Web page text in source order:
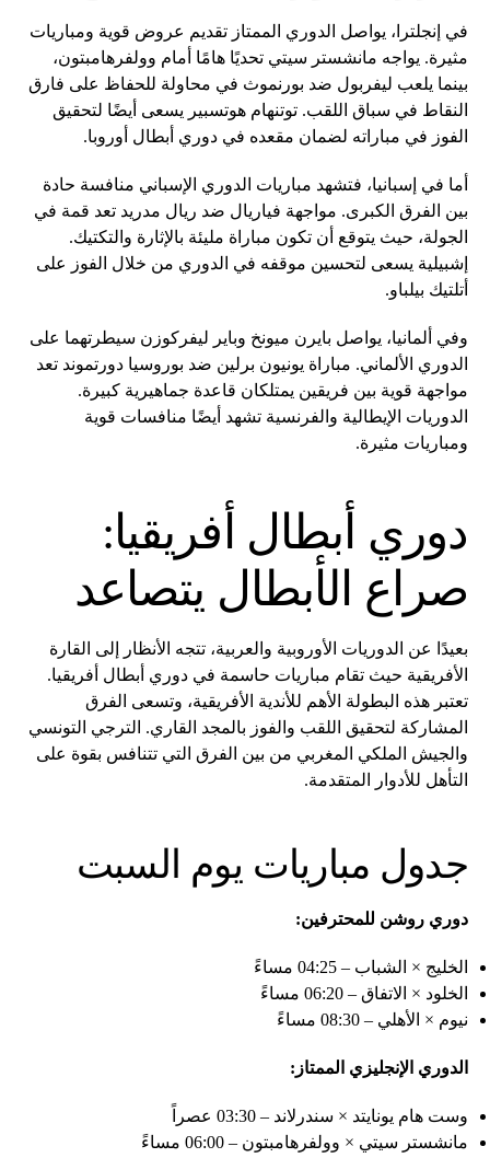
في إنجلترا، يواصل الدوري الممتاز تقديم عروض قوية ومباريات
مثيرة. يواجه مانشستر سيتي تحديًا هامًا أمام وولفرهامبتون،
بينما يلعب ليفربول ضد بورنموث في محاولة للحفاظ على فارق
النقاط في سباق اللقب. توتنهام هوتسبير يسعى أيضًا لتحقيق
الفوز في مباراته لضمان مقعده في دوري أبطال أوروبا.
أما في إسبانيا، فتشهد مباريات الدوري الإسباني منافسة حادة
بين الفرق الكبرى. مواجهة فياريال ضد ريال مدريد تعد قمة في
الجولة، حيث يتوقع أن تكون مباراة مليئة بالإثارة والتكتيك.
إشبيلية يسعى لتحسين موقفه في الدوري من خلال الفوز على
أتلتيك بيلباو.
وفي ألمانيا، يواصل بايرن ميونخ وباير ليفركوزن سيطرتهما على
الدوري الألماني. مباراة يونيون برلين ضد بوروسيا دورتموند تعد
مواجهة قوية بين فريقين يمتلكان قاعدة جماهيرية كبيرة.
الدوريات الإيطالية والفرنسية تشهد أيضًا منافسات قوية
ومباريات مثيرة.
دوري أبطال أفريقيا:
صراع الأبطال يتصاعد
بعيدًا عن الدوريات الأوروبية والعربية، تتجه الأنظار إلى القارة
الأفريقية حيث تقام مباريات حاسمة في دوري أبطال أفريقيا.
تعتبر هذه البطولة الأهم للأندية الأفريقية، وتسعى الفرق
المشاركة لتحقيق اللقب والفوز بالمجد القاري. الترجي التونسي
والجيش الملكي المغربي من بين الفرق التي تتنافس بقوة على
التأهل للأدوار المتقدمة.
جدول مباريات يوم السبت
دوري روشن للمحترفين:
الخليج × الشباب – 04:25 مساءً
الخلود × الاتفاق – 06:20 مساءً
نيوم × الأهلي – 08:30 مساءً
الدوري الإنجليزي الممتاز:
وست هام يونايتد × سندرلاند – 03:30 عصراً
مانشستر سيتي × وولفرهامبتون – 06:00 مساءً